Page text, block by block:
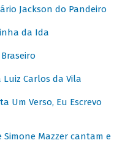
Jackson do Pandeiro
da Ida
Braseiro
Carlos da Vila
Um Verso, Eu Escrevo
Simone Mazzer cantam e